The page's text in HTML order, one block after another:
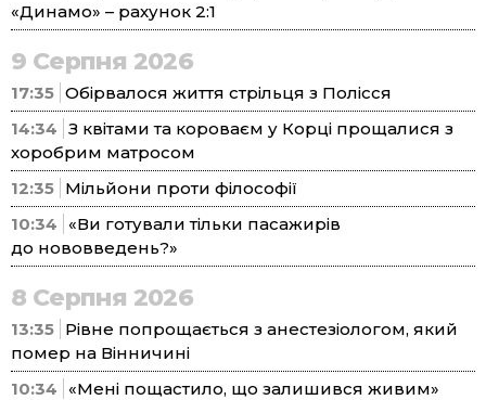
«Динамо» – рахунок 2:1
9 Серпня 2026
17:35 Обірвалося життя стрільця з Полісся
14:34 З квітами та короваєм у Корці прощалися з
хоробрим матросом
12:35 Мільйони проти філософії
10:34
«Ви готували тільки пасажирів
до нововведень?»
8 Серпня 2026
13:35 Рівне попрощається з анестезіологом, який
помер на Вінничині
10:34
«Мені пощастило, що залишився живим»